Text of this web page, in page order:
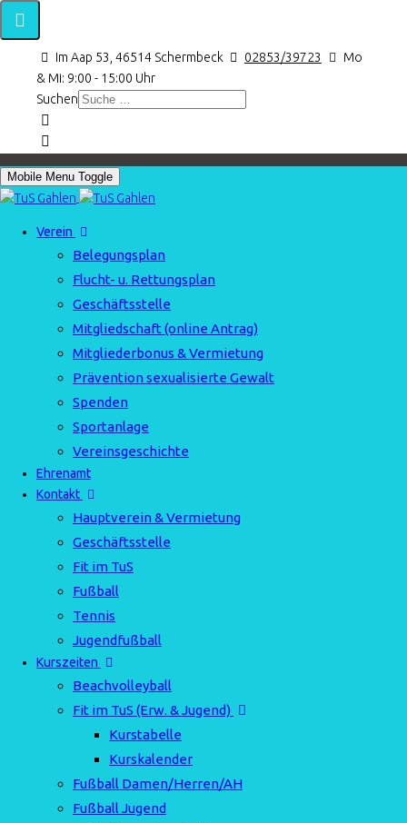
Im Aap 53, 46514 Schermbeck 02853/39723
Mo
& Mi: 9:00 - 15:00 Uhr
Suchen
Mobile Menu Toggle
Verein
Belegungsplan
Flucht- u. Rettungsplan
Geschäftsstelle
Mitgliedschaft (online Antrag)
Mitgliederbonus & Vermietung
Prävention sexualisierte Gewalt
Spenden
Sportanlage
Vereinsgeschichte
Ehrenamt
Kontakt
Hauptverein & Vermietung
Geschäftsstelle
Fit im TuS
Fußball
Tennis
Jugendfußball
Kurszeiten
Beachvolleyball
Fit im TuS (Erw. & Jugend)
Kurstabelle
Kurskalender
Fußball Damen/Herren/AH
Fußball Jugend